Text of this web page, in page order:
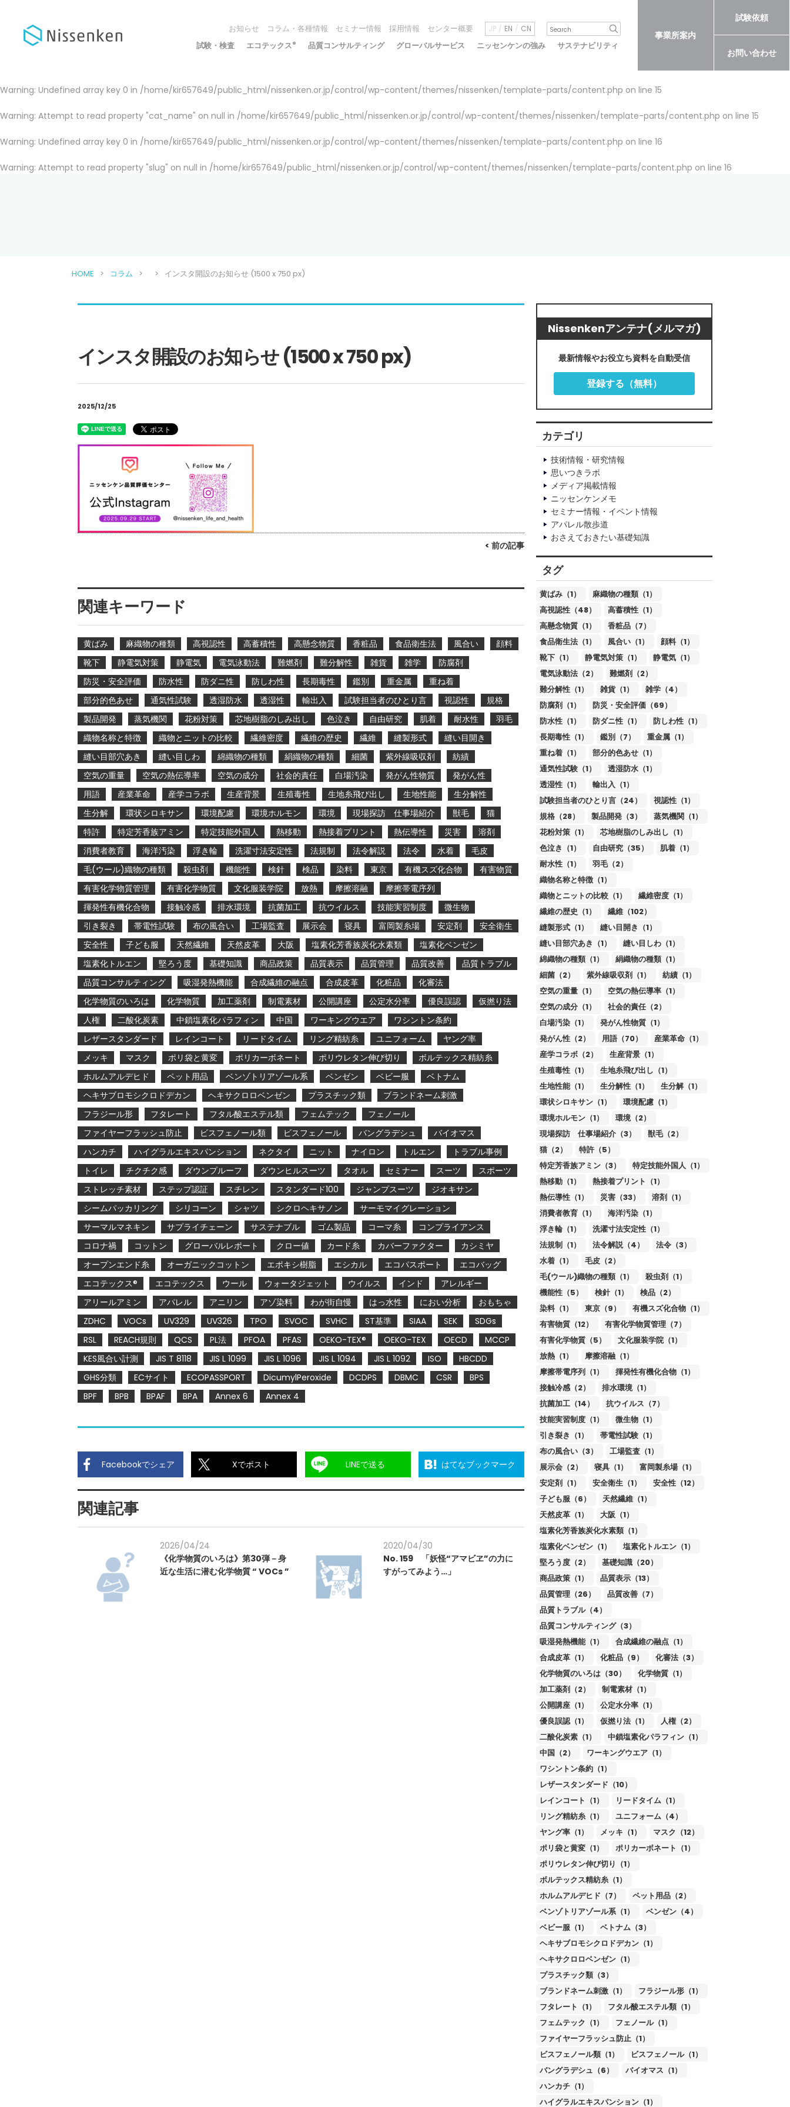
お知らせ コラム・各種情報 セミナー情報 採用情報 センター概要 JP EN CN
試験・検査 エコテックス® 品質コンサルティング グローバルサービス ニッセンケンの強み サステナビリティ
事業所案内
試験依頼
お問い合わせ
Warning: Undefined array key 0 in /home/kir657649/public_html/nissenken.or.jp/control/wp-content/themes/nissenken/template-parts/content.php on line 15
Warning: Attempt to read property "cat_name" on null in /home/kir657649/public_html/nissenken.or.jp/control/wp-content/themes/nissenken/template-parts/content.php on line 15
Warning: Undefined array key 0 in /home/kir657649/public_html/nissenken.or.jp/control/wp-content/themes/nissenken/template-parts/content.php on line 16
Warning: Attempt to read property "slug" on null in /home/kir657649/public_html/nissenken.or.jp/control/wp-content/themes/nissenken/template-parts/content.php on line 16
HOME コラム インスタ開設のお知らせ (1500 x 750 px)
インスタ開設のお知らせ (1500 x 750 px)
2025/12/25
< 前の記事
関連キーワード
黄ばみ 麻織物の種類 高視認性 高蓄積性 高懸念物質 香粧品 食品衛生法 風合い
顔料
靴下
静電気対策 静電気 電気泳動法 難燃剤 難分解性 雑貨 雑学
防腐剤
防災・安全評価
防水性 防ダニ性 防しわ性 長期毒性 鑑別 重金属
重ね着
部分的色あせ
通気性試験 透湿防水 透湿性 輸出入 試験担当者のひとり言 視認性
規格
製品開発
蒸気機関 花粉対策 芯地樹脂のしみ出し 色泣き 自由研究 肌着 耐水性
羽毛
織物名称と特徴
織物とニットの比較 繊維密度 繊維の歴史 繊維 縫製形式
縫い目開き
縫い目部穴あき
縫い目しわ 綿織物の種類 絹織物の種類 細菌 紫外線吸収剤
紡績
空気の重量
空気の熱伝導率 空気の成分 社会的責任 白場汚染 発がん性物質
発がん性
用語
産業革命 産学コラボ 生産背景 生殖毒性 生地糸飛び出し 生地性能
生分解性
生分解
環状シロキサン 環境配慮 環境ホルモン 環境 現場探訪 仕事場紹介 獣毛
猫
特許
特定芳香族アミン 特定技能外国人 熱移動 熱接着プリント 熱伝導性 災害
溶剤
消費者教育
海洋汚染 浮き輪 洗濯寸法安定性 法規制 法令解説 法令 水着
毛皮
毛(ウール)織物の種類
殺虫剤 機能性 検針 検品 染料 東京 有機スズ化合物
有害物質
有害化学物質管理
有害化学物質 文化服装学院 放熱 摩擦溶融
摩擦帯電序列
揮発性有機化合物
接触冷感 排水環境 抗菌加工 抗ウイルス 技能実習制度
微生物
引き裂き
帯電性試験 布の風合い 工場監査 展示会 寝具 富岡製糸場 安定剤
安全衛生
安全性
子ども服 天然繊維 天然皮革 大阪 塩素化芳香族炭化水素類
塩素化ベンゼン
塩素化トルエン
堅ろう度 基礎知識 商品政策 品質表示 品質管理 品質改善
品質トラブル
品質コンサルティング
吸湿発熱機能 合成繊維の融点 合成皮革 化粧品
化審法
化学物質のいろは
化学物質 加工薬剤 制電素材 公開講座 公定水分率 優良誤認
仮撚り法
人権
二酸化炭素 中鎖塩素化パラフィン 中国 ワーキングウエア
ワシントン条約
レザースタンダード
レインコート リードタイム リング精紡糸 ユニフォーム
ヤング率
メッキ
マスク ポリ袋と黄変 ポリカーボネート ポリウレタン伸び切り
ボルテックス精紡糸
ホルムアルデヒド
ペット用品 ベンゾトリアゾール系 ベンゼン ベビー服
ベトナム
ヘキサブロモシクロドデカン
ヘキサクロロベンゼン プラスチック類
ブランドネーム刺激
フラジール形
フタレート フタル酸エステル類 フェムテック
フェノール
ファイヤーフラッシュ防止
ビスフェノール類 ビスフェノール バングラデシュ
バイオマス
ハンカチ
ハイグラルエキスパンション ネクタイ ニット ナイロン トルエン
トラブル事例
トイレ
チクチク感 ダウンプルーフ ダウンヒルスーツ タオル セミナー スーツ
スポーツ
ストレッチ素材
ステップ認証 スチレン スタンダード100 ジャンプスーツ
ジオキサン
シームパッカリング
シリコーン シャツ シクロヘキサノン
サーモマイグレーション
サーマルマネキン
サプライチェーン サステナブル ゴム製品 コーマ糸
コンプライアンス
コロナ禍
コットン グローバルレポート クロー値 カード糸 カバーファクター
カシミヤ
オープンエンド糸
オーガニックコットン エポキシ樹脂 エシカル エコパスポート
エコバッグ
エコテックス®
エコテックス ウール ウォータジェット ウイルス インド
アレルギー
アリールアミン
アパレル アニリン アゾ染料 わが街自慢 はっ水性 におい分析
おもちゃ
ZDHC
VOCs UV329 UV326 TPO SVOC SVHC ST基準 SIAA SEK
SDGs
RSL
REACH規則 QCS PL法 PFOA PFAS OEKO-TEX® OEKO-TEX OECD
MCCP
KES風合い計測
JIS T 8118 JIS L 1099 JIS L 1096 JIS L 1094 JIS L 1092 ISO
HBCDD
GHS分類
ECサイト ECOPASSPORT DicumylPeroxide DCDPS DBMC CSR
BPS
BPF
BPB BPAF BPA Annex 6 Annex 4
Facebookでシェア Xでポスト LINEで送る はてなブックマーク
関連記事
2026/04/24
《化学物質のいろは》第30弾－身
近な生活に潜む化学物質 “ VOCs ”
2020/04/30
No. 159 「妖怪“アマビヱ”の力に
すがってみよう…」
Nissenkenアンテナ(メルマガ)
最新情報やお役立ち資料を自動受信
登録する（無料）
カテゴリ
技術情報・研究情報
思いつきラボ
メディア掲載情報
ニッセンケンメモ
セミナー情報・イベント情報
アパレル散歩道
おさえておきたい基礎知識
タグ
黄ばみ（1）
麻織物の種類（1）
高視認性（48）
高蓄積性（1）
高懸念物質（1）
香粧品（7）
食品衛生法（1）
風合い（1）
顔料（1）
靴下（1）
静電気対策（1）
静電気（1）
電気泳動法（2）
難燃剤（2）
難分解性（1）
雑貨（1）
雑学（4）
防腐剤（1）
防災・安全評価（69）
防水性（1）
防ダニ性（1）
防しわ性（1）
長期毒性（1）
鑑別（7）
重金属（1）
重ね着（1）
部分的色あせ（1）
通気性試験（1）
透湿防水（1）
透湿性（1）
輸出入（1）
試験担当者のひとり言（24）
視認性（1）
規格（28）
製品開発（3）
蒸気機関（1）
花粉対策（1）
芯地樹脂のしみ出し（1）
色泣き（1）
自由研究（35）
肌着（1）
耐水性（1）
羽毛（2）
織物名称と特徴（1）
織物とニットの比較（1）
繊維密度（1）
繊維の歴史（1）
繊維（102）
縫製形式（1）
縫い目開き（1）
縫い目部穴あき（1）
縫い目しわ（1）
綿織物の種類（1）
絹織物の種類（1）
細菌（2）
紫外線吸収剤（1）
紡績（1）
空気の重量（1）
空気の熱伝導率（1）
空気の成分（1）
社会的責任（2）
白場汚染（1）
発がん性物質（1）
発がん性（2）
用語（70）
産業革命（1）
産学コラボ（2）
生産背景（1）
生殖毒性（1）
生地糸飛び出し（1）
生地性能（1）
生分解性（1）
生分解（1）
環状シロキサン（1）
環境配慮（1）
環境ホルモン（1）
環境（2）
現場探訪 仕事場紹介（3）
獣毛（2）
猫（2）
特許（5）
特定芳香族アミン（3）
特定技能外国人（1）
熱移動（1）
熱接着プリント（1）
熱伝導性（1）
災害（33）
溶剤（1）
消費者教育（1）
海洋汚染（1）
浮き輪（1）
洗濯寸法安定性（1）
法規制（1）
法令解説（4）
法令（3）
水着（1）
毛皮（2）
毛(ウール)織物の種類（1）
殺虫剤（1）
機能性（5）
検針（1）
検品（2）
染料（1）
東京（9）
有機スズ化合物（1）
有害物質（12）
有害化学物質管理（7）
有害化学物質（5）
文化服装学院（1）
放熱（1）
摩擦溶融（1）
摩擦帯電序列（1）
揮発性有機化合物（1）
接触冷感（2）
排水環境（1）
抗菌加工（14）
抗ウイルス（7）
技能実習制度（1）
微生物（1）
引き裂き（1）
帯電性試験（1）
布の風合い（3）
工場監査（1）
展示会（2）
寝具（1）
富岡製糸場（1）
安定剤（1）
安全衛生（1）
安全性（12）
子ども服（6）
天然繊維（1）
天然皮革（1）
大阪（1）
塩素化芳香族炭化水素類（1）
塩素化ベンゼン（1）
塩素化トルエン（1）
堅ろう度（2）
基礎知識（20）
商品政策（1）
品質表示（13）
品質管理（26）
品質改善（7）
品質トラブル（4）
品質コンサルティング（3）
吸湿発熱機能（1）
合成繊維の融点（1）
合成皮革（1）
化粧品（9）
化審法（3）
化学物質のいろは（30）
化学物質（1）
加工薬剤（2）
制電素材（1）
公開講座（1）
公定水分率（1）
優良誤認（1）
仮撚り法（1）
人権（2）
二酸化炭素（1）
中鎖塩素化パラフィン（1）
中国（2）
ワーキングウエア（1）
ワシントン条約（1）
レザースタンダード（10）
レインコート（1）
リードタイム（1）
リング精紡糸（1）
ユニフォーム（4）
ヤング率（1）
メッキ（1）
マスク（12）
ポリ袋と黄変（1）
ポリカーボネート（1）
ポリウレタン伸び切り（1）
ボルテックス精紡糸（1）
ホルムアルデヒド（7）
ペット用品（2）
ベンゾトリアゾール系（1）
ベンゼン（4）
ベビー服（1）
ベトナム（3）
ヘキサブロモシクロドデカン（1）
ヘキサクロロベンゼン（1）
プラスチック類（3）
ブランドネーム刺激（1）
フラジール形（1）
フタレート（1）
フタル酸エステル類（1）
フェムテック（1）
フェノール（1）
ファイヤーフラッシュ防止（1）
ビスフェノール類（1）
ビスフェノール（1）
バングラデシュ（6）
バイオマス（1）
ハンカチ（1）
ハイグラルエキスパンション（1）